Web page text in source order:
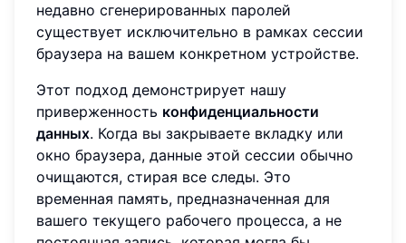
недавно сгенерированных паролей
существует исключительно в рамках сессии
браузера на вашем конкретном устройстве.
Этот подход демонстрирует нашу
приверженность конфиденциальности
данных. Когда вы закрываете вкладку или
окно браузера, данные этой сессии обычно
очищаются, стирая все следы. Это
временная память, предназначенная для
вашего текущего рабочего процесса, а не